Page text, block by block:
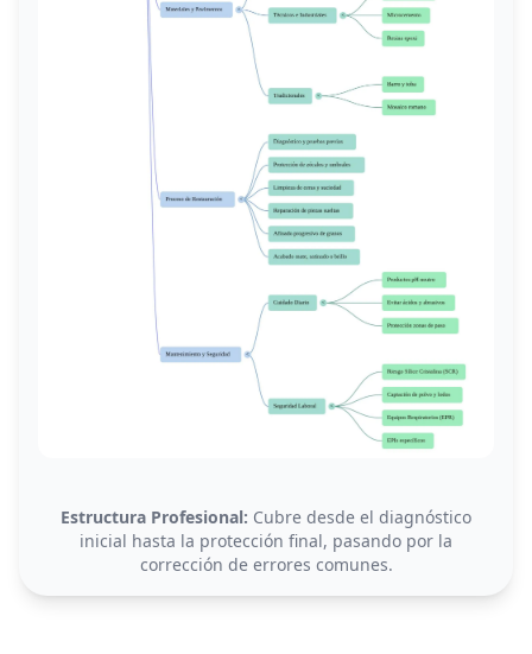
Estructura Profesional: Cubre desde el diagnóstico
inicial hasta la protección final, pasando por la
corrección de errores comunes.